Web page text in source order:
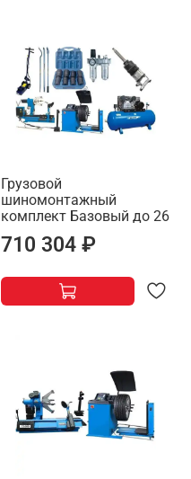
Грузовой
шиномонтажный
комплект Базовый до 26
710 304 ₽